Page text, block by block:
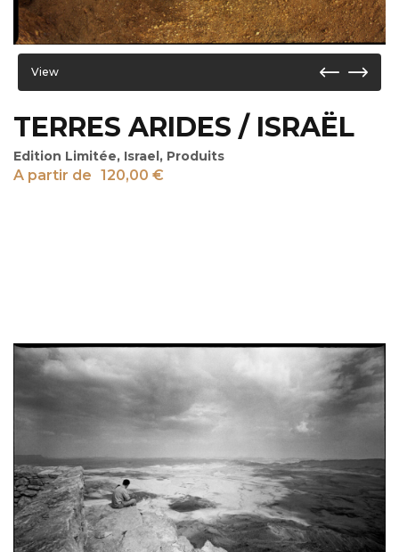
View
TERRES ARIDES / ISRAËL
Edition Limitée, Israel , Produits
A partir de 120,00 €